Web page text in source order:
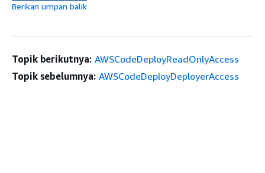
Berikan umpan balik
Topik berikutnya: AWSCodeDeployReadOnlyAccess
Topik sebelumnya: AWSCodeDeployDeployerAccess